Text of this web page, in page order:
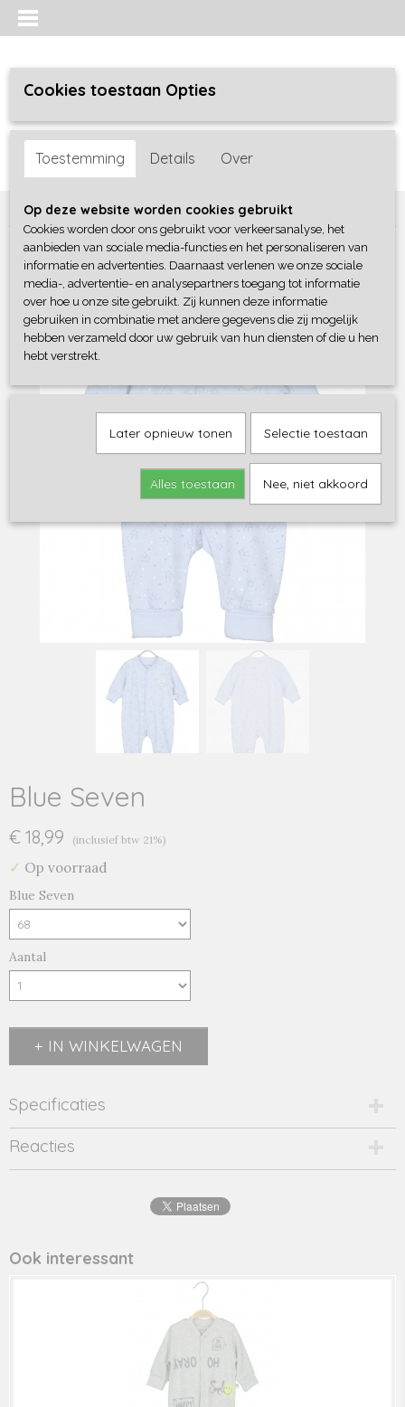
Inloggen Registreren
Home >Jongens baby>boxpakjes / rompers>Blue Seven
Blue Seven
€ 18,99 (inclusief btw 21%)
✓ Op voorraad
Blue Seven
Aantal
IN WINKELWAGEN
Specificaties
Productcode
432065-10135
Productcode leverancier
Reacties
Ook interessant
Cookies toestaan Opties
Toestemming Details Over
Op deze website worden cookies gebruikt
Cookies worden door ons gebruikt voor verkeersanalyse, het
aanbieden van sociale media-functies en het personaliseren van
informatie en advertenties. Daarnaast verlenen we onze sociale
media-, advertentie- en analysepartners toegang tot informatie
over hoe u onze site gebruikt. Zij kunnen deze informatie
gebruiken in combinatie met andere gegevens die zij mogelijk
hebben verzameld door uw gebruik van hun diensten of die u hen
hebt verstrekt.
Later opnieuw tonen Selectie toestaan
Alles toestaan Nee, niet akkoord